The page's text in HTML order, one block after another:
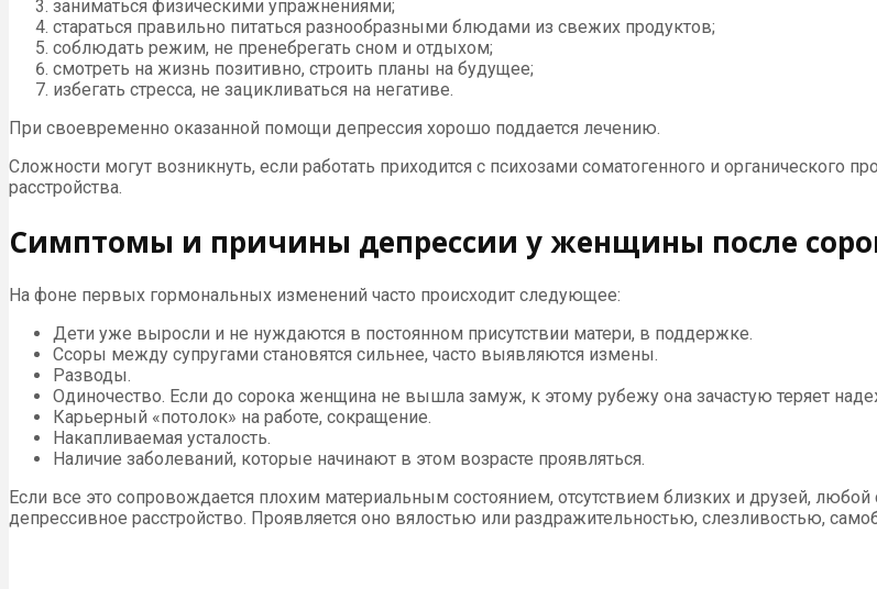
заниматься физическими упражнениями;
стараться правильно питаться разнообразными блюдами из свежих продуктов;
соблюдать режим, не пренебрегать сном и отдыхом;
смотреть на жизнь позитивно, строить планы на будущее;
избегать стресса, не зацикливаться на негативе.
При своевременно оказанной помощи депрессия хорошо поддается лечению.
Сложности могут возникнуть, если работать приходится с психозами соматогенного и органического
расстройства.
Симптомы и причины депрессии у женщины после
На фоне первых гормональных изменений часто происходит следующее:
Дети уже выросли и не нуждаются в постоянном присутствии матери, в поддержке.
Ссоры между супругами становятся сильнее, часто выявляются измены.
Разводы.
Одиночество. Если до сорока женщина не вышла замуж, к этому рубежу она зачастую теряет
Карьерный «потолок» на работе, сокращение.
Накапливаемая усталость.
Наличие заболеваний, которые начинают в этом возрасте проявляться.
Если все это сопровождается плохим материальным состоянием, отсутствием близких и друзей,
депрессивное расстройство. Проявляется оно вялостью или раздражительностью, слезливостью,